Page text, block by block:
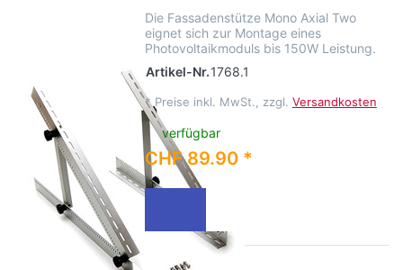
Die Fassadenstütze Mono Axial Two
eignet sich zur Montage eines
Photovoltaikmoduls bis 150W Leistung.
Artikel-Nr.1768.1
* Preise inkl. MwSt., zzgl. Versandkosten
verfügbar
CHF 89.90 *